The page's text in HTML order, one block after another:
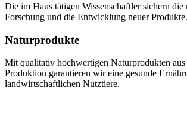
Die im Haus tätigen Wissenschaftler sichern die
Forschung und die Entwicklung neuer Produkte.
Naturprodukte
Mit qualitativ hochwertigen Naturprodukten
Produktion garantieren wir eine gesunde
landwirtschaftlichen Nutztiere.